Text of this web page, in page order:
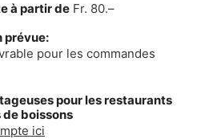
à partir de Fr. 80.–
prévue:
pour les commandes
pour les restaurants
boissons
ici